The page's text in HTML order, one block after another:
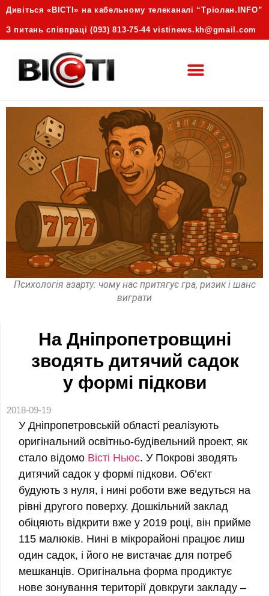
Дивіться «ВІСТІ» на кабельному телеканалі “Трiолан.INFO”
З питань співпраці (093) 813-75-44 vistinews.kh@gmail.com
Психологія азарту: чому нас притягує гра, ризик і шанс
виграти
На Дніпропетровщині
зводять дитячий садок
у формі підкови
2018-09-19
У Дніпропетровській області реалізують
оригінальний освітньо-будівельний проект, як
стало відомо Вісті Ньюс. У Покрові зводять
дитячий садок у формі підкови. Об’єкт
будують з нуля, і нині роботи вже ведуться на
рівні другого поверху. Дошкільний заклад
обіцяють відкрити вже у 2019 році, він прийме
115 малюків. Нині в мікрорайоні працює лиш
один садок, і його не вистачає для потреб
мешканців. Оригінальна форма продиктує
нове зонування території довкруги закладу –